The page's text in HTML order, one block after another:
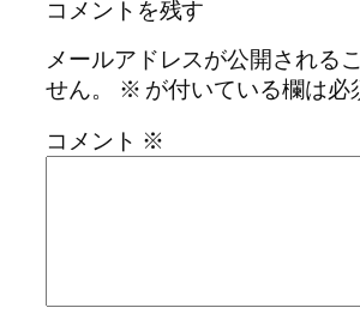
コメントを残す
メールアドレスが公開される
せん。
※ が付いている欄は必
コメント ※